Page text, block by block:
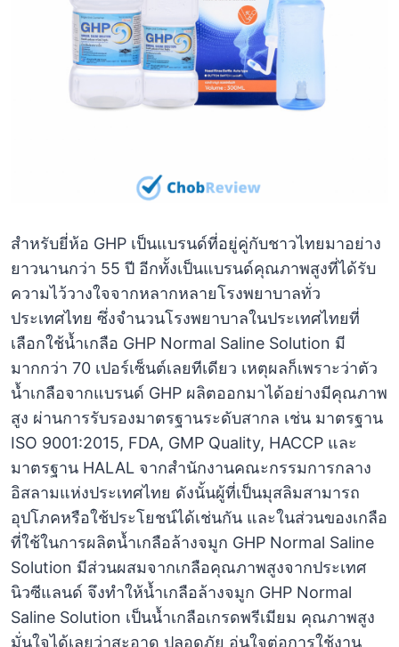
สำหรับยี่ห้อ GHP เป็นแบรนด์ที่อยู่คู่กับชาวไทยมาอย่าง
ยาวนานกว่า 55 ปี อีกทั้งเป็นแบรนด์คุณภาพสูงที่ได้รับ
ความไว้วางใจจากหลากหลายโรงพยาบาลทั่ว
ประเทศไทย ซึ่งจำนวนโรงพยาบาลในประเทศไทยที่
เลือกใช้น้ำเกลือ GHP Normal Saline Solution มี
มากกว่า 70 เปอร์เซ็นต์เลยทีเดียว เหตุผลก็เพราะว่าตัว
น้ำเกลือจากแบรนด์ GHP ผลิตออกมาได้อย่างมีคุณภาพ
สูง ผ่านการรับรองมาตรฐานระดับสากล เช่น มาตรฐาน
ISO 9001:2015, FDA, GMP Quality, HACCP และ
มาตรฐาน HALAL จากสำนักงานคณะกรรมการกลาง
อิสลามแห่งประเทศไทย ดังนั้นผู้ที่เป็นมุสลิมสามารถ
อุปโภคหรือใช้ประโยชน์ได้เช่นกัน และในส่วนของเกลือ
ที่ใช้ในการผลิตน้ำเกลือล้างจมูก GHP Normal Saline
Solution มีส่วนผสมจากเกลือคุณภาพสูงจากประเทศ
นิวซีแลนด์ จึงทำให้น้ำเกลือล้างจมูก GHP Normal
Saline Solution เป็นน้ำเกลือเกรดพรีเมียม คุณภาพสูง
มั่นใจได้เลยว่าสะอาด ปลอดภัย อุ่นใจต่อการใช้งาน